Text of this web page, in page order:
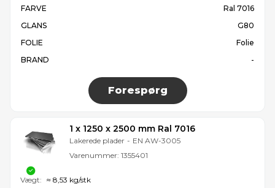
FARVE
Ral 7016
GLANS
G80
FOLIE
Folie
BRAND
-
Forespørg
1 x 1250 x 2500 mm Ral 7016
Lakerede plader - EN AW-3005
Varenummer: 1355401
Vægt: ≈ 8,53 kg/stk